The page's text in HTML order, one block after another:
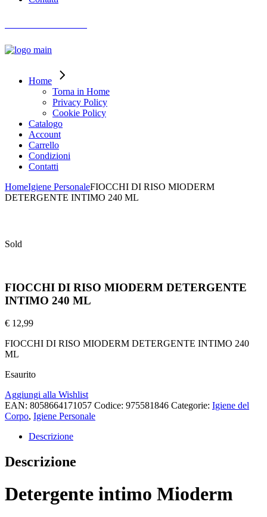
Home
Torna in Home
Privacy Policy
Cookie Policy
Catalogo
Account
Carrello
Condizioni
Contatti
HomeIgiene PersonaleFIOCCHI DI RISO MIODERM
DETERGENTE INTIMO 240 ML
Sold
FIOCCHI DI RISO MIODERM DETERGENTE
INTIMO 240 ML
€ 12,99
FIOCCHI DI RISO MIODERM DETERGENTE INTIMO 240
ML
Esaurito
Aggiungi alla Wishlist
EAN: 8058664171057 Codice: 975581846 Categorie: Igiene del
Corpo, Igiene Personale
Descrizione
Descrizione
Detergente intimo Mioderm